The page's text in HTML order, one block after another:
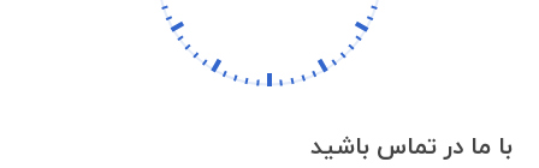
با ما در تماس باشید